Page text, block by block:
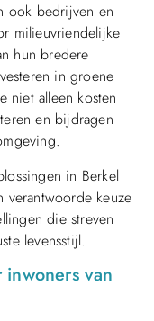
ook bedrijven en
milieuvriendelijke
hun bredere
in groene
niet alleen kosten
en bijdragen
in Berkel
verantwoorde keuze
die streven
levensstijl.
van